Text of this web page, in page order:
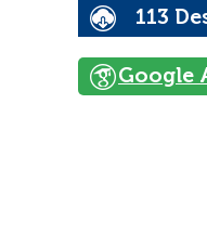
113
Google